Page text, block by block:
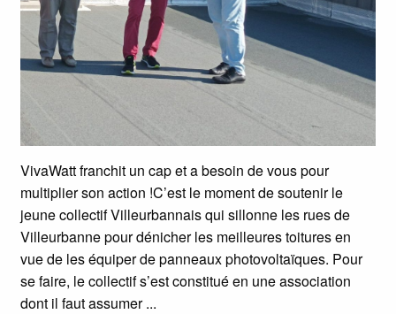
VivaWatt franchit un cap et a besoin de vous pour
multiplier son action !C’est le moment de soutenir le
jeune collectif Villeurbannais qui sillonne les rues de
Villeurbanne pour dénicher les meilleures toitures en
vue de les équiper de panneaux photovoltaïques. Pour
se faire, le collectif s’est constitué en une association
dont il faut assumer